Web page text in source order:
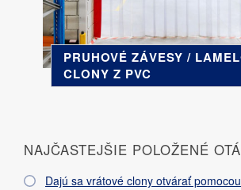
PRUHOVÉ ZÁVESY /
CLONY Z PVC
NAJČASTEJŠIE POLOŽENÉ
Dajú sa vrátové clony otvárať